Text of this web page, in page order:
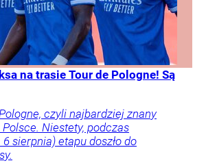
na trasie Tour de Pologne! Są
czyli najbardziej znany
Niestety, podczas
sierpnia) etapu doszło do